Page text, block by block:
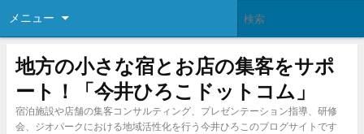
メニュー
地方の小さな宿とお店の集客をサポ
ート！「今井ひろこドットコム」
宿泊施設や店舗の集客コンサルティング、プレゼンテーション指導、研修
会、ジオパークにおける地域活性化を行う今井ひろこのブログサイトです